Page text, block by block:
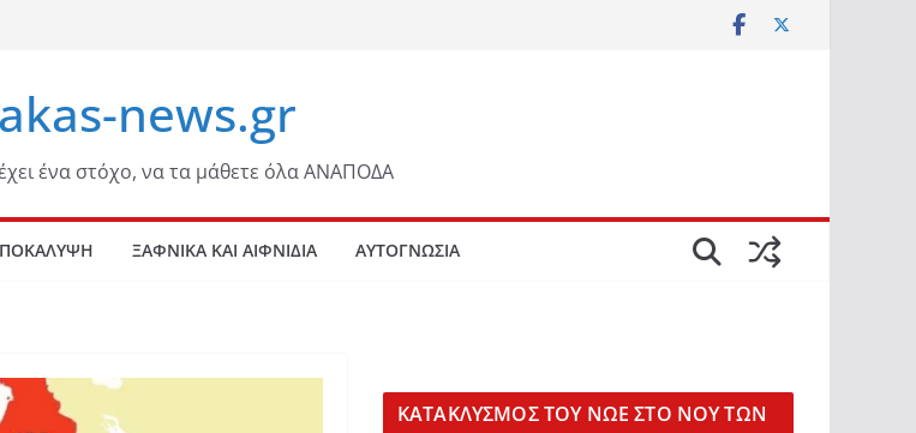
news.gr
ένα στόχο, να τα μάθετε όλα ΑΝΑΠΟΔΑ
ΞΑΦΝΙΚΑ ΚΑΙ ΑΙΦΝΙΔΙΑ ΑΥΤΟΓΝΩΣΙΑ
KΑΤΑΚΛΥΣΜΟΣ ΤΟΥ ΝΩΕ ΣΤΟ ΝΟΥ ΤΩΝ